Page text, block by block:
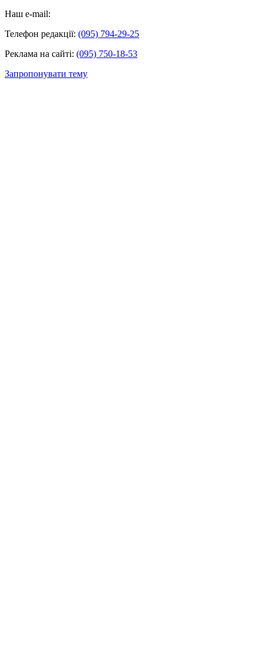
Наш e-mail:
Телефон редакції: (095) 794-29-25
Реклама на сайті: (095) 750-18-53
Запропонувати тему